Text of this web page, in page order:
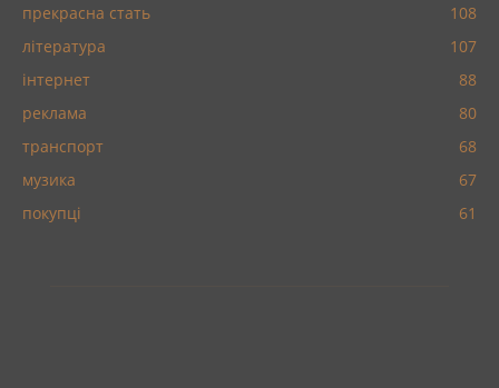
прекрасна стать
108
література
107
інтернет
88
реклама
80
транспорт
68
музика
67
покупці
61